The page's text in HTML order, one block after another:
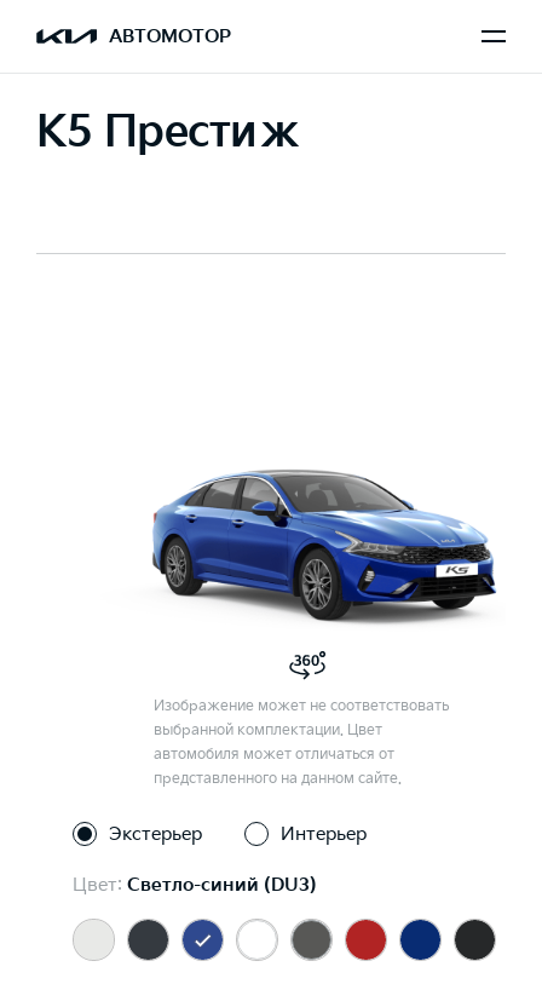
АВТОМОТОР
K5 Престиж
Изображение может не соответствовать
выбранной комплектации. Цвет
автомобиля может отличаться от
представленного на данном сайте.
Экстерьер Интерьер
Цвет: Светло-синий (DU3)